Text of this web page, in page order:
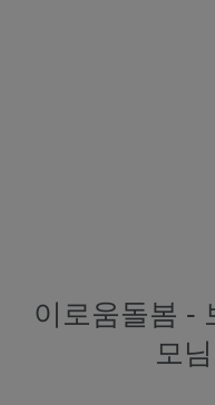
이로움돌봄 -
모